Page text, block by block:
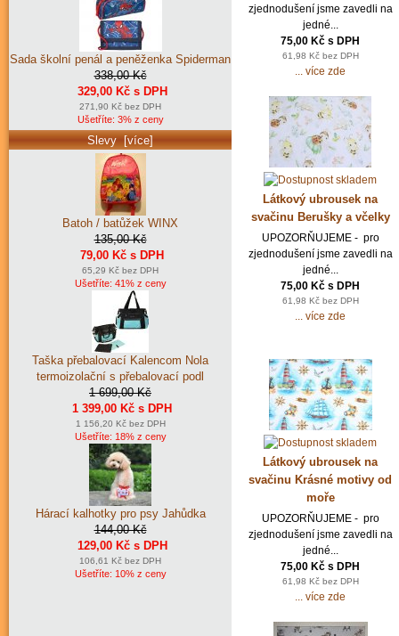
zjednodušení jsme zavedli na
jedné...
75,00 Kč s DPH
61,98 Kč bez DPH
... více zde
Látkový ubrousek na
svačinu Berušky a včelky
UPOZORŇUJEME - pro
zjednodušení jsme zavedli na
jedné...
75,00 Kč s DPH
61,98 Kč bez DPH
... více zde
Látkový ubrousek na
svačinu Krásné motivy od
moře
UPOZORŇUJEME - pro
zjednodušení jsme zavedli na
jedné...
75,00 Kč s DPH
61,98 Kč bez DPH
... více zde
Sada školní penál a peněženka Spiderman
338,00 Kč
329,00 Kč s DPH
271,90 Kč bez DPH
Ušetříte: 3% z ceny
Slevy [více]
Batoh / batůžek WINX
135,00 Kč
79,00 Kč s DPH
65,29 Kč bez DPH
Ušetříte: 41% z ceny
Taška přebalovací Kalencom Nola
termoizolační s přebalovací podl
1 699,00 Kč
1 399,00 Kč s DPH
1 156,20 Kč bez DPH
Ušetříte: 18% z ceny
Hárací kalhotky pro psy Jahůdka
144,00 Kč
129,00 Kč s DPH
106,61 Kč bez DPH
Ušetříte: 10% z ceny